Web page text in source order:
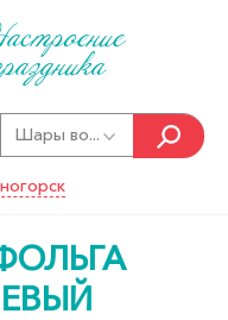
Шары во...